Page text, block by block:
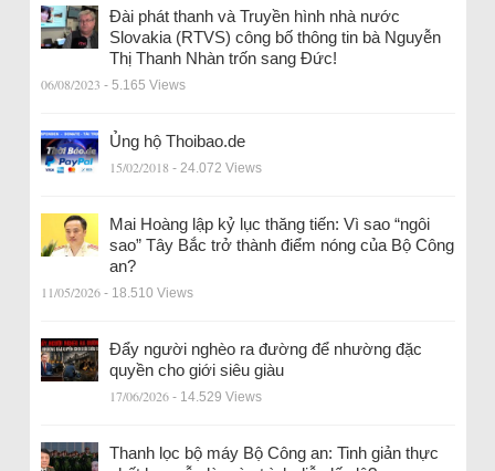
Đài phát thanh và Truyền hình nhà nước
Slovakia (RTVS) công bố thông tin bà Nguyễn
Thị Thanh Nhàn trốn sang Đức!
06/08/2023 - 5.165 Views
Ủng hộ Thoibao.de
15/02/2018 - 24.072 Views
Mai Hoàng lập kỷ lục thăng tiến: Vì sao “ngôi
sao” Tây Bắc trở thành điểm nóng của Bộ Công
an?
11/05/2026 - 18.510 Views
Đẩy người nghèo ra đường để nhường đặc
quyền cho giới siêu giàu
17/06/2026 - 14.529 Views
Thanh lọc bộ máy Bộ Công an: Tinh giản thực